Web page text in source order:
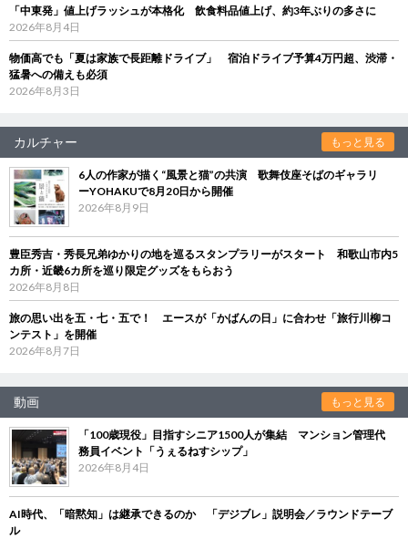
「中東発」値上げラッシュが本格化 飲食料品値上げ、約3年ぶりの多さに
2026年8月4日
物価高でも「夏は家族で長距離ドライブ」 宿泊ドライブ予算4万円超、渋滞・
猛暑への備えも必須
2026年8月3日
カルチャー もっと見る
6人の作家が描く“風景と猫”の共演 歌舞伎座そばのギャラリ
ーYOHAKUで8月20日から開催
2026年8月9日
豊臣秀吉・秀長兄弟ゆかりの地を巡るスタンプラリーがスタート 和歌山市内5
カ所・近畿6カ所を巡り限定グッズをもらおう
2026年8月8日
旅の思い出を五・七・五で！ エースが「かばんの日」に合わせ「旅行川柳コ
ンテスト」を開催
2026年8月7日
動画 もっと見る
「100歳現役」目指すシニア1500人が集結 マンション管理代
務員イベント「うぇるねすシップ」
2026年8月4日
AI時代、「暗黙知」は継承できるのか 「デジブレ」説明会／ラウンドテーブ
ル